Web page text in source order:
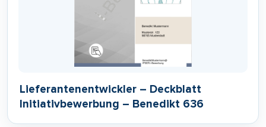
Lieferantenentwickler – Deckblatt
Initiativbewerbung – Benedikt 636